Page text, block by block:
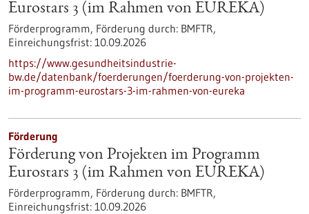
Eurostars 3 (im Rahmen von EUREKA)
Förderprogramm, Förderung durch: BMFTR,
Einreichungsfrist: 10.09.2026
https://www.gesundheitsindustrie-
bw.de/datenbank/foerderungen/foerderung-von-projekten-
im-programm-eurostars-3-im-rahmen-von-eureka
Förderung
Förderung von Projekten im Programm
Eurostars 3 (im Rahmen von EUREKA)
Förderprogramm, Förderung durch: BMFTR,
Einreichungsfrist: 10.09.2026